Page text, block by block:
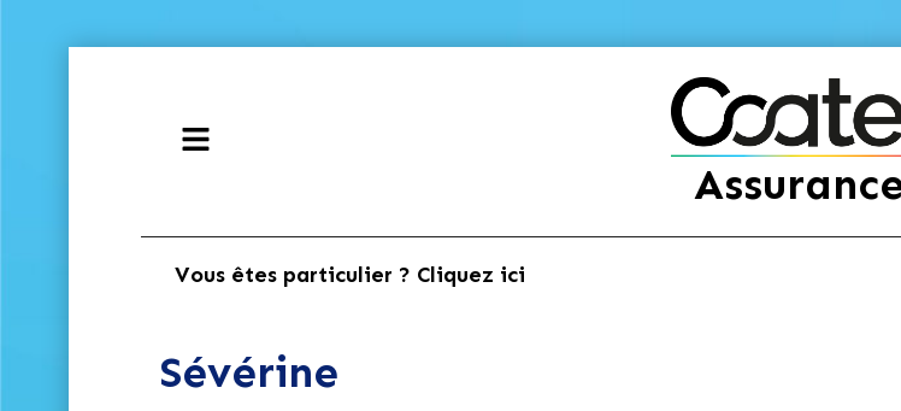
Vous êtes particulier ? Cliquez ici
Sévérine